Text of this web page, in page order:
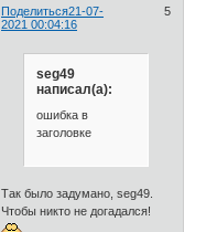
Поделиться 5
21-07-
2021 00:04:16
seg49
написал(а):
ошибка в
заголовке
Так было задумано, seg49.
Чтобы никто не догадался!